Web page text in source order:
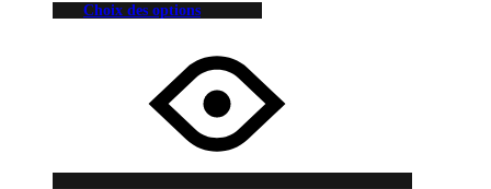
Choix des options